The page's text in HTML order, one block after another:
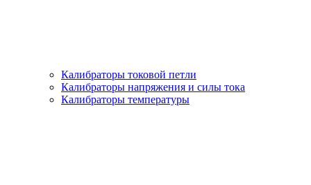
Калибраторы токовой петли
Калибраторы напряжения и силы тока
Калибраторы температуры